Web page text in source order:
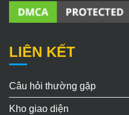
LIÊN KẾT
Câu hỏi thường gặp
Kho giao diện